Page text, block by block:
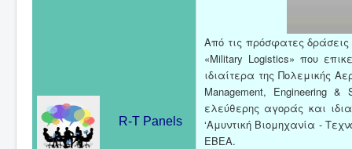
Από τις πρόσφατες
«Military Logistics» που
ιδιαίτερα της Πολεμικής
Management, Engineering
ελεύθερης αγοράς και
‘Αμυντική Βιομηχανία -
ΕΒΕΑ.
R-T Panels